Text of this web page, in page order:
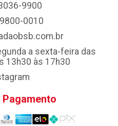
9900
0010
a sexta-feira das
13h30 às 17h30